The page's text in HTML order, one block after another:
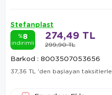
Stefanplast
%8
indirimli 299,90 TL
274,49 TL
Barkod : 8003507053656
37,36 TL 'den başlayan taksitlerle